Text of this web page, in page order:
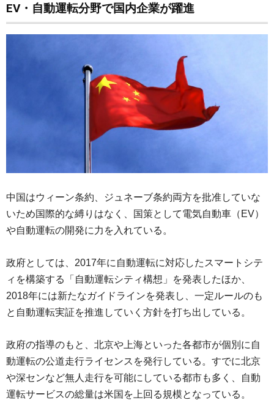
EV・自動運転分野で国内企業が躍進
中国はウィーン条約、ジュネーブ条約両方を批准していな
いため国際的な縛りはなく、国策として電気自動車（EV）
や自動運転の開発に力を入れている。
政府としては、2017年に自動運転に対応したスマートシテ
ィを構築する「自動運転シティ構想」を発表したほか、
2018年には新たなガイドラインを発表し、一定ルールのも
と自動運転実証を推進していく方針を打ち出している。
政府の指導のもと、北京や上海といった各都市が個別に自
動運転の公道走行ライセンスを発行している。すでに北京
や深センなど無人走行を可能にしている都市も多く、自動
運転サービスの総量は米国を上回る規模となっている。